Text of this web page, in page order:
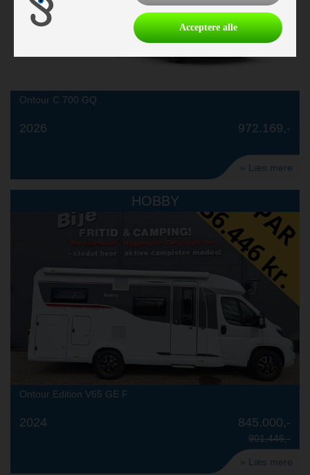
Ontour C 700 GQ
2026 972.169,-
» Læs mere
HOBBY
Ontour Edition V65 GE F
2024 845.000,-
901.446,-
» Læs mere
Acceptere alle